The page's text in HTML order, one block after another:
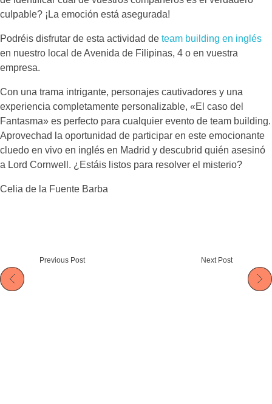
culpable? ¡La emoción está asegurada!
Podréis disfrutar de esta actividad de team building en inglés
en nuestro local de Avenida de Filipinas, 4 o en vuestra
empresa.
Con una trama intrigante, personajes cautivadores y una
experiencia completamente personalizable, «El caso del
Fantasma» es perfecto para cualquier evento de team building.
Aprovechad la oportunidad de participar en este emocionante
cluedo en vivo en inglés en Madrid y descubrid quién asesinó
a Lord Cornwell. ¿Estáis listos para resolver el misterio?
Celia de la Fuente Barba
Previous Post Next Post